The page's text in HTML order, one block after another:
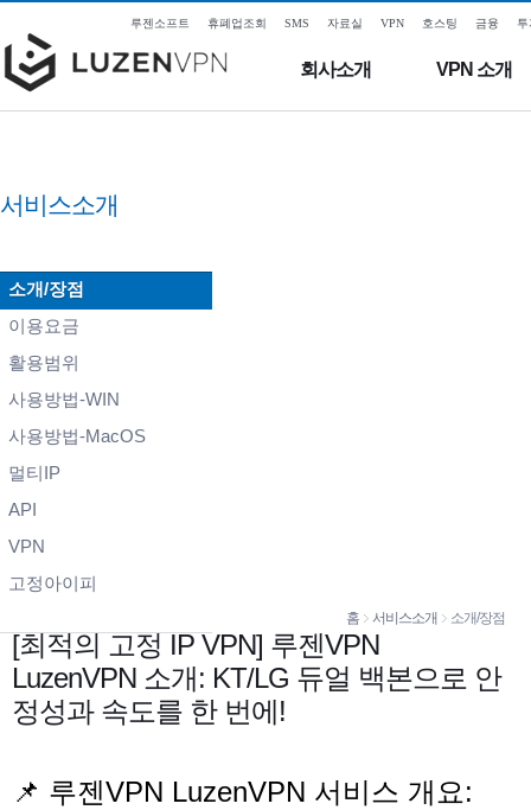
루젠소프트 휴폐업조회 SMS 자료실 VPN 호스팅 금융 투
회사소개 VPN 소개
서비스소개
소개/장점
이용요금
활용범위
사용방법-WIN
사용방법-MacOS
멀티IP
API
VPN
고정아이피
홈 서비스소개 소개/장점
[최적의 고정 IP VPN] 루젠VPN
LuzenVPN 소개: KT/LG 듀얼 백본으로 안
정성과 속도를 한 번에!
📌 루젠VPN LuzenVPN 서비스 개요: